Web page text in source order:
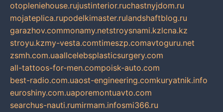
otopleniehouse.rujustinterior.ruchastnyjdom.ru
mojateplica.rupodelkimaster.rulandshaftblog.ru
garazhov.commonamy.netstroysnami.kzlcna.kz
stroyu.kzmy-vesta.comtimeszp.comavtoguru.net
zsmh.com.uaallcelebsplasticsurgery.com
all-tattoos-for-men.compoisk-auto.com
best-radio.com.uaost-engineering.comkuryatnik.info
euroshiny.com.uaporemontuavto.com
searchus-nauti.rumirmam.infosmi366.ru